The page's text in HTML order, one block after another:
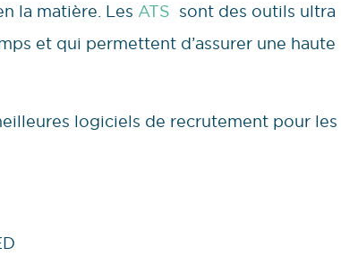
la matière. Les ATS sont des outils ultra
et qui permettent d’assurer une haute
logiciels de recrutement pour les